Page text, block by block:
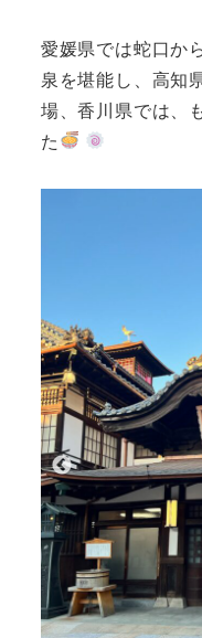
愛媛県では蛇口か
泉を堪能し、高知
場、香川県では、
た